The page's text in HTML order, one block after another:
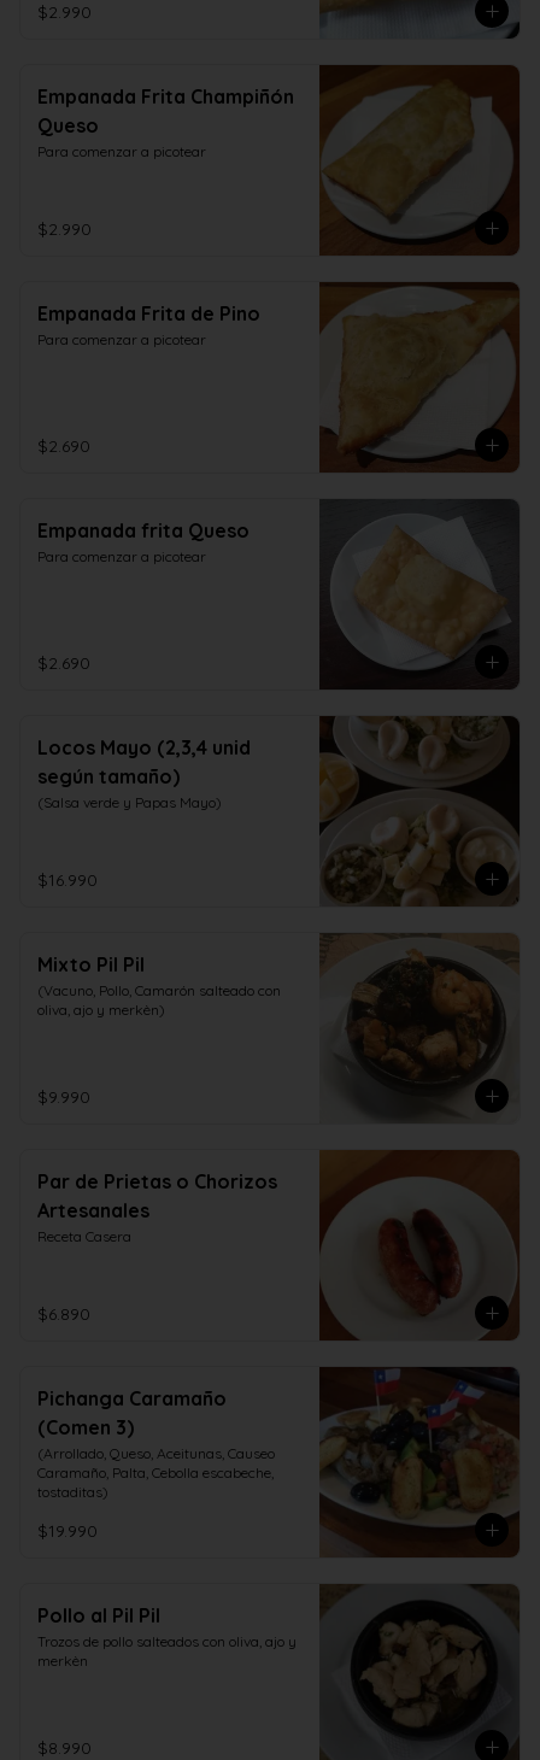
$2.990
Empanada Frita Champiñón
Queso
Para comenzar a picotear
$2.990
Empanada Frita de Pino
Para comenzar a picotear
$2.690
Empanada frita Queso
Para comenzar a picotear
$2.690
Locos Mayo (2,3,4 unid
según tamaño)
(Salsa verde y Papas Mayo)
$16.990
Mixto Pil Pil
(Vacuno, Pollo, Camarón salteado con
oliva, ajo y merkèn)
$9.990
Par de Prietas o Chorizos
Artesanales
Receta Casera
$6.890
Pichanga Caramaño
(Comen 3)
(Arrollado, Queso, Aceitunas, Causeo
Caramaño, Palta, Cebolla escabeche,
tostaditas)
$19.990
Pollo al Pil Pil
Trozos de pollo salteados con oliva, ajo y
merkèn
$8.990